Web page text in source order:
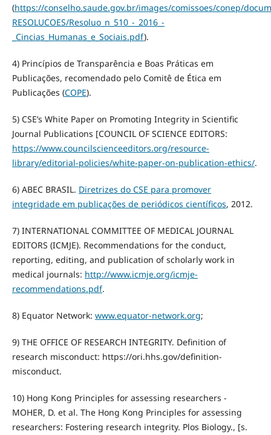
(https://conselho.saude.gov.br/images/comissoes/conep/
RESOLUCOES/Resoluo_n_510_-_2016_-
_Cincias_Humanas_e_Sociais.pdf).
4) Princípios de Transparência e Boas Práticas em
Publicações, recomendado pelo Comitê de Ética em
Publicações (COPE).
5) CSE’s White Paper on Promoting Integrity in Scientific
Journal Publications [COUNCIL OF SCIENCE EDITORS:
https://www.councilscienceeditors.org/resource-
library/editorial-policies/white-paper-on-publication-ethics/.
6) ABEC BRASIL. Diretrizes do CSE para promover
integridade em publicações de periódicos científicos, 2012.
7) INTERNATIONAL COMMITTEE OF MEDICAL JOURNAL
EDITORS (ICMJE). Recommendations for the conduct,
reporting, editing, and publication of scholarly work in
medical journals: http://www.icmje.org/icmje-
recommendations.pdf.
8) Equator Network: www.equator-network.org;
9) THE OFFICE OF RESEARCH INTEGRITY. Definition of
research misconduct: https://ori.hhs.gov/definition-
misconduct.
10) Hong Kong Principles for assessing researchers -
MOHER, D. et al. The Hong Kong Principles for assessing
researchers: Fostering research integrity. Plos Biology., [s.